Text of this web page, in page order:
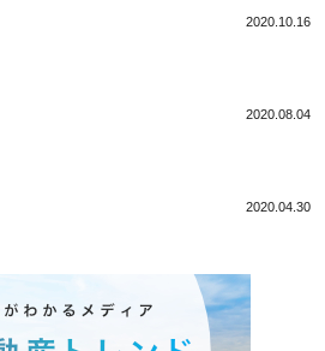
2020.10.16
2020.08.04
2020.04.30